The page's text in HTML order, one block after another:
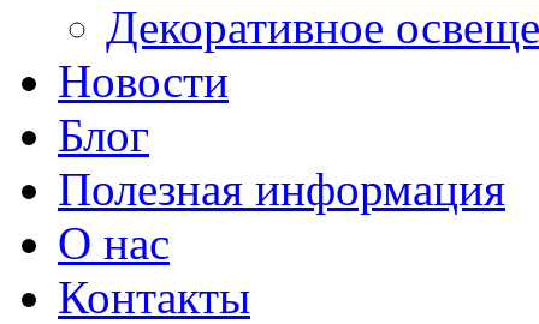
Декоративное
Новости
Блог
Полезная информация
О нас
Контакты